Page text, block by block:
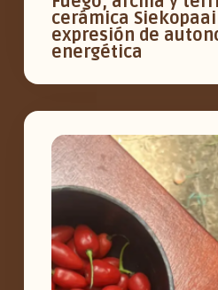
cerámica
expresión de
energética